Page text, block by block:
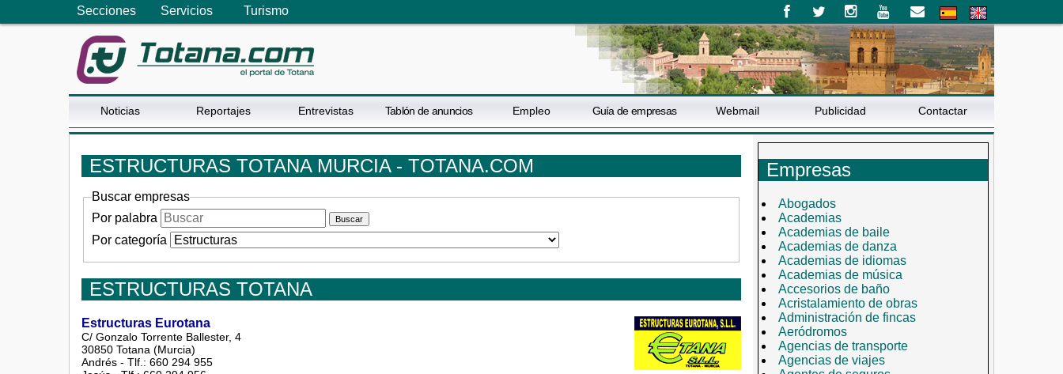
Secciones Servicios Turismo
Noticias Reportajes Entrevistas Tablón de anuncios Empleo Guía de empresas Webmail Publicidad Contactar
ESTRUCTURAS TOTANA MURCIA - TOTANA.COM
Buscar empresas
Por palabra
Por categoría
ESTRUCTURAS TOTANA
Estructuras Eurotana
C/ Gonzalo Torrente Ballester, 4
30850 Totana (Murcia)
Andrés - Tlf.: 660 294 955
Empresas
Abogados
Academias
Academias de baile
Academias de danza
Academias de idiomas
Academias de música
Accesorios de baño
Acristalamiento de obras
Administración de fincas
Aeródromos
Agencias de transporte
Agencias de viajes